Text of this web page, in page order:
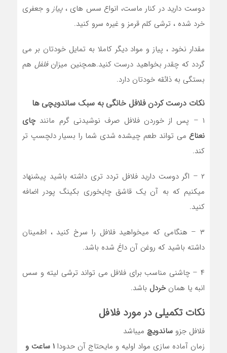
دوست دارید در کنار ماست، انواع سس های ،پیازو جعفری
خرد شده ، ترشی کلم قرمز و غیره سرو کنید.
مقدار نخود ، پیاز و مواد دیگر کاملا به تمایل خودتان بر می
گردد که چقدر بخواهید درست کنید.همچنین میزانفلفل هم
بستگی به ذائقه خودتان دارد.
نکات درست کردن فلافل خانگی به سبک ساندویچی ها
۱ – پس از خوردن فلافل صرف نوشیدنی گرم مانند
چای
نعناع می تواند طعم چیشده شدی شما را بسیار دلچسپ تر
کند.
۲ – اگر دوست دارید فلافل تردد تری داشته باشید پیشنهاد
میکنیم که به آن یک قاشق چایخوری بکینگ پودر اضافه
کنید.
۳ – هنگامی که میخواهید فلافل را سرخ کنید ، اطمینان
داشته باشید که روغن آن داغ شده باشد.
۴ – چاشنی مناسب برای فلافل می تواند ترشی لیته و سس
انبه یا همانخردل باشد.
نکات تکمیلی در مورد فلافل
فلافل جزو ساندویچ میباشد
زمان آماده سازی مواد اولیه و مایحتاج آن حدودا ۱ ساعت و